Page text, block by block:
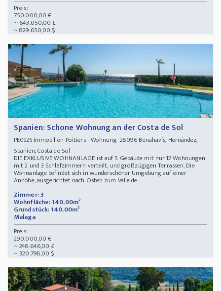
Preis:
750.000,00 €
~ 643.050,00 £
~ 829.650,00 $
Spanien: Schone Wohnung an der Costa de Sol
PE0926Immobilien-Poitiers - Wohnung 28096 Benahavís, Hernández,
Spanien, Costa de Sol
DIE EXKLUSIVE WOHNANLAGE ist auf 5 Gebäude mit nur 12 Wohnungen
mit 2 und 3 Schlafzimmern verteilt, und großzügigen Terrassen. Die
Wohnanlage befindet sich in wunderschöner Umgebung auf einer
Anhöhe, ausgerichtet nach Osten zum Valle de ...
Zimmer: 3
Wohnfläche: 140,00m²
Grundstück: 140,00m²
Malaga
Preis:
290.000,00 €
~ 248.646,00 £
~ 320.798,00 $